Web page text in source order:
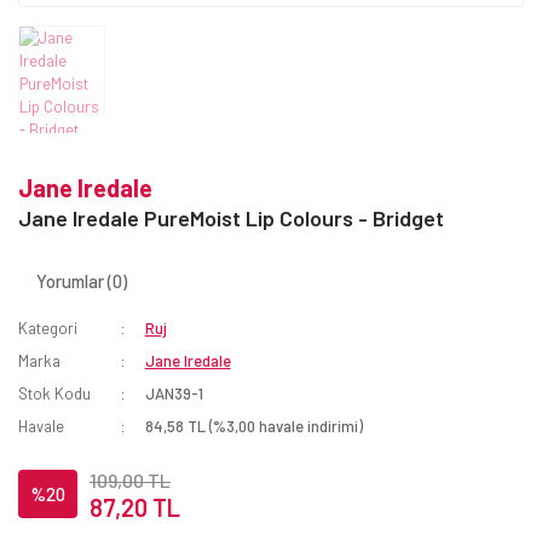
Jane Iredale
Jane Iredale PureMoist Lip Colours - Bridget
Yorumlar (0)
Kategori
Ruj
Marka
Jane Iredale
Stok Kodu
JAN39-1
Havale
84,58 TL (%3,00 havale indirimi)
%20
109,00 TL
87,20 TL